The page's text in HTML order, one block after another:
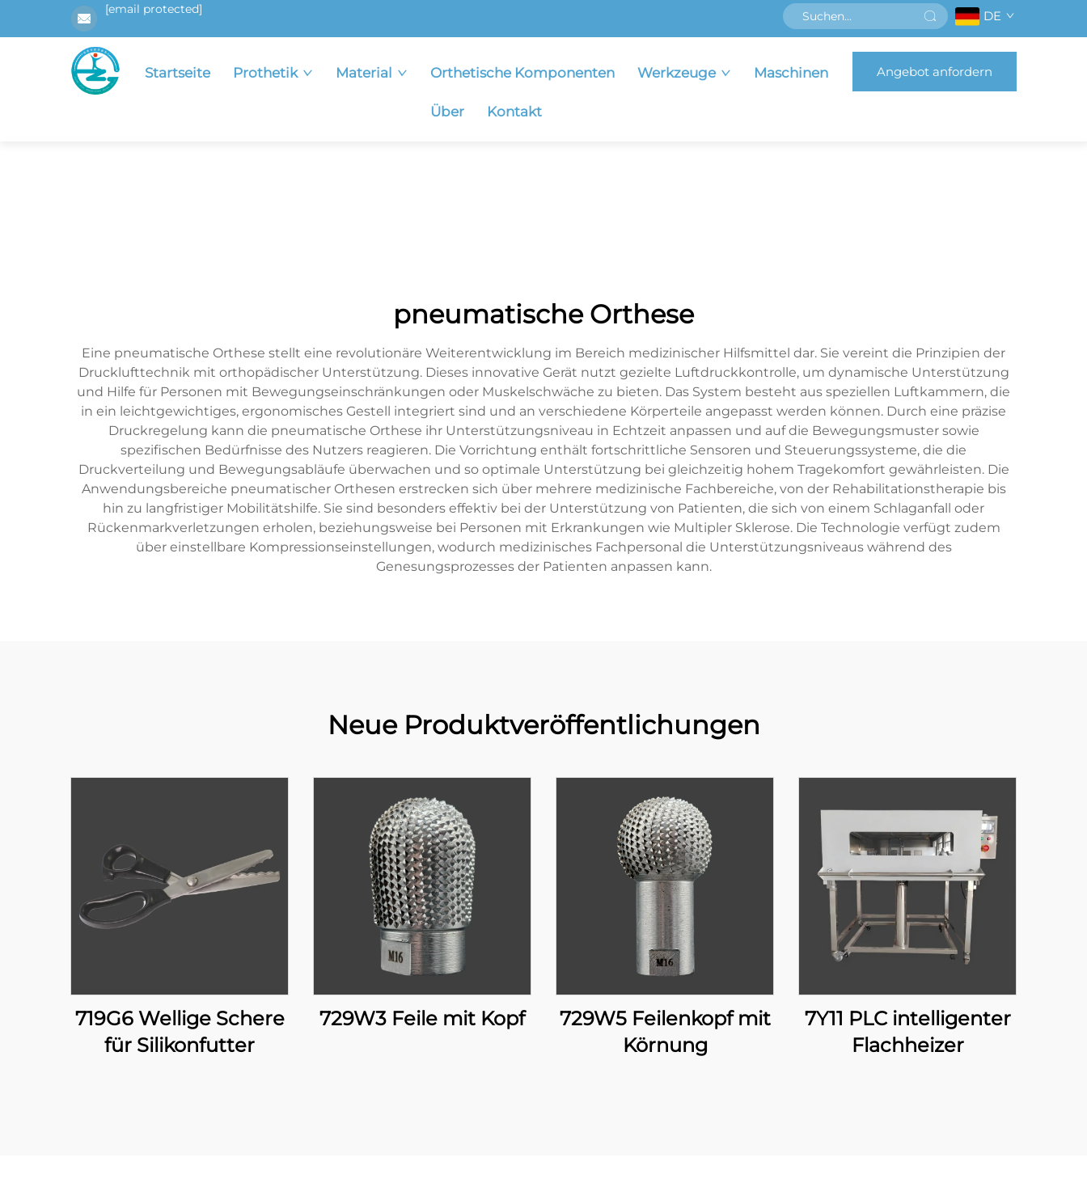
[email protected] DE
Startseite Prothetik Material Orthetische Komponenten Werkzeuge Maschinen
Über Kontakt
Angebot anfordern
pneumatische Orthese
Eine pneumatische Orthese stellt eine revolutionäre Weiterentwicklung im Bereich medizinischer Hilfsmittel dar. Sie vereint die Prinzipien der
Drucklufttechnik mit orthopädischer Unterstützung. Dieses innovative Gerät nutzt gezielte Luftdruckkontrolle, um dynamische Unterstützung
und Hilfe für Personen mit Bewegungseinschränkungen oder Muskelschwäche zu bieten. Das System besteht aus speziellen Luftkammern, die
in ein leichtgewichtiges, ergonomisches Gestell integriert sind und an verschiedene Körperteile angepasst werden können. Durch eine präzise
Druckregelung kann die pneumatische Orthese ihr Unterstützungsniveau in Echtzeit anpassen und auf die Bewegungsmuster sowie
spezifischen Bedürfnisse des Nutzers reagieren. Die Vorrichtung enthält fortschrittliche Sensoren und Steuerungssysteme, die die
Druckverteilung und Bewegungsabläufe überwachen und so optimale Unterstützung bei gleichzeitig hohem Tragekomfort gewährleisten. Die
Anwendungsbereiche pneumatischer Orthesen erstrecken sich über mehrere medizinische Fachbereiche, von der Rehabilitationstherapie bis
hin zu langfristiger Mobilitätshilfe. Sie sind besonders effektiv bei der Unterstützung von Patienten, die sich von einem Schlaganfall oder
Rückenmarkverletzungen erholen, beziehungsweise bei Personen mit Erkrankungen wie Multipler Sklerose. Die Technologie verfügt zudem
über einstellbare Kompressionseinstellungen, wodurch medizinisches Fachpersonal die Unterstützungsniveaus während des
Genesungsprozesses der Patienten anpassen kann.
Neue Produktveröffentlichungen
719G6 Wellige Schere
für Silikonfutter
729W3 Feile mit Kopf
729W5 Feilenkopf mit
Körnung
7Y11 PLC intelligenter
Flachheizer